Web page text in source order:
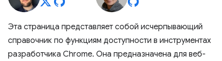
Эта страница представляет собой исчерпывающий
справочник по функциям доступности в инструментах
разработчика Chrome. Она предназначена для веб-